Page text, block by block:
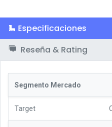
Especificaciones
Reseña & Rating
Segmento Mercado
Target